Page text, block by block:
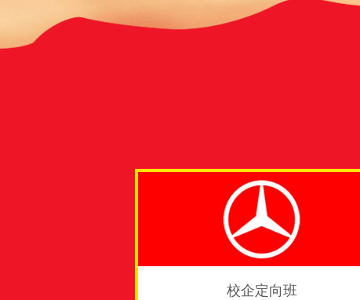
校企定向班